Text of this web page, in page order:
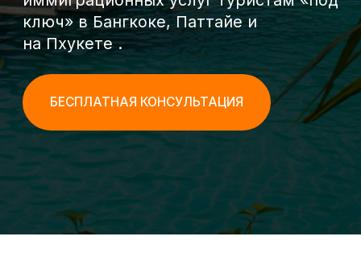
Популярные
услугив Таиланде